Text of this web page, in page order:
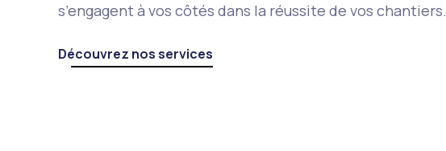
s’engagent à vos côtés dans la réussite de vos chantiers.
Découvrez nos services